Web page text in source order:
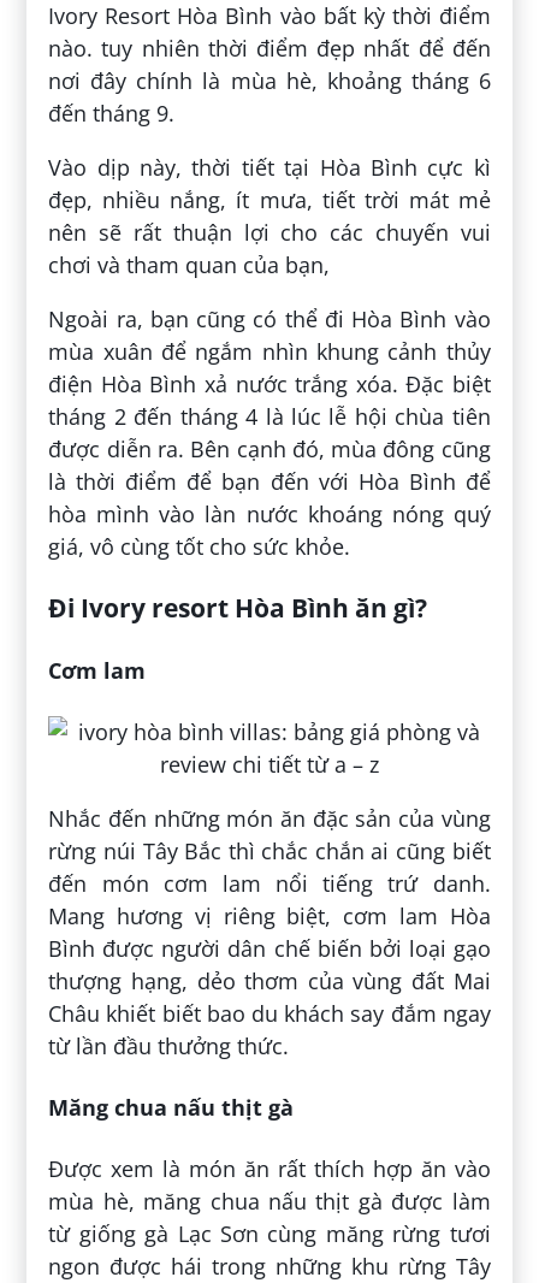
Ivory Resort Hòa Bình vào bất kỳ thời điểm
nào. tuy nhiên thời điểm đẹp nhất để đến
nơi đây chính là mùa hè, khoảng tháng 6
đến tháng 9.
Vào dịp này, thời tiết tại Hòa Bình cực kì
đẹp, nhiều nắng, ít mưa, tiết trời mát mẻ
nên sẽ rất thuận lợi cho các chuyến vui
chơi và tham quan của bạn,
Ngoài ra, bạn cũng có thể đi Hòa Bình vào
mùa xuân để ngắm nhìn khung cảnh thủy
điện Hòa Bình xả nước trắng xóa. Đặc biệt
tháng 2 đến tháng 4 là lúc lễ hội chùa tiên
được diễn ra. Bên cạnh đó, mùa đông cũng
là thời điểm để bạn đến với Hòa Bình để
hòa mình vào làn nước khoáng nóng quý
giá, vô cùng tốt cho sức khỏe.
Đi Ivory resort Hòa Bình ăn gì?
Cơm lam
Nhắc đến những món ăn đặc sản của vùng
rừng núi Tây Bắc thì chắc chắn ai cũng biết
đến món cơm lam nổi tiếng trứ danh.
Mang hương vị riêng biệt, cơm lam Hòa
Bình được người dân chế biến bởi loại gạo
thượng hạng, dẻo thơm của vùng đất Mai
Châu khiết biết bao du khách say đắm ngay
từ lần đầu thưởng thức.
Măng chua nấu thịt gà
Được xem là món ăn rất thích hợp ăn vào
mùa hè, măng chua nấu thịt gà được làm
từ giống gà Lạc Sơn cùng măng rừng tươi
ngon được hái trong những khu rừng Tây